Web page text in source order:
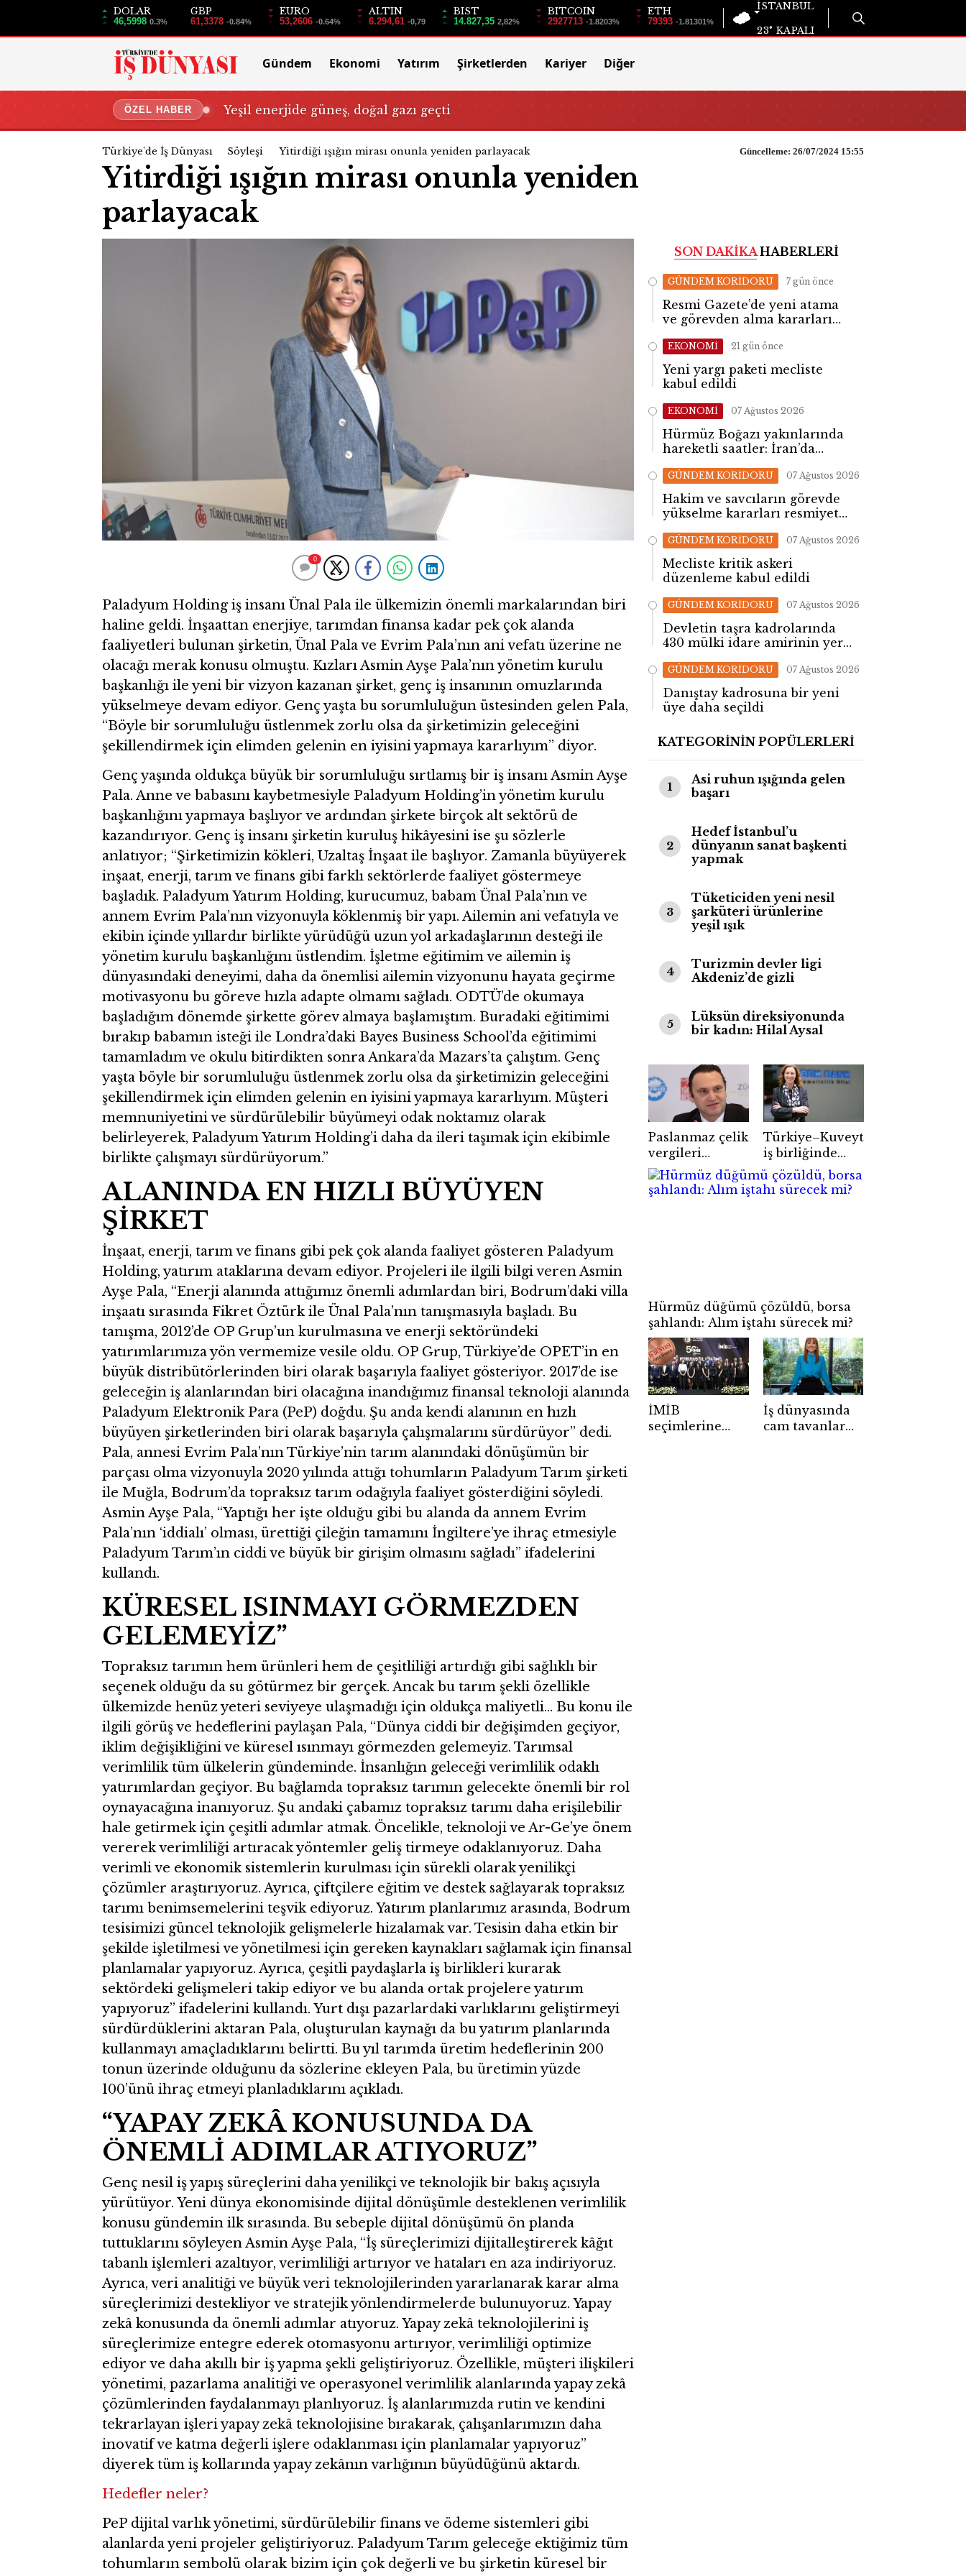
DOLAR
46,5998 0.3%
GBP
61,3378 -0.84%
EURO
53,2606 -0.64%
ALTIN
6.294,61 -0,79
BIST
14.827,35 2,82%
BITCOIN
2927713 -1.8203%
ETH
79393 -1.81301%
İSTANBUL
23° KAPALI
Gündem Ekonomi Yatırım Şirketlerden Kariyer Diğer
ÖZEL HABER Yeşil enerjide güneş, doğal gazı geçti
Türkiye'de İş Dünyası Söyleşi Yitirdiği ışığın mirası onunla yeniden parlayacak Güncelleme: 26/07/2024 15:55
Yitirdiği ışığın mirası onunla yeniden
parlayacak
0
Paladyum Holding iş insanı Ünal Pala ile ülkemizin önemli markalarından biri
haline geldi. İnşaattan enerjiye, tarımdan finansa kadar pek çok alanda
faaliyetleri bulunan şirketin, Ünal Pala ve Evrim Pala’nın ani vefatı üzerine ne
olacağı merak konusu olmuştu. Kızları Asmin Ayşe Pala’nın yönetim kurulu
başkanlığı ile yeni bir vizyon kazanan şirket, genç iş insanının omuzlarında
yükselmeye devam ediyor. Genç yaşta bu sorumluluğun üstesinden gelen Pala,
“Böyle bir sorumluluğu üstlenmek zorlu olsa da şirketimizin geleceğini
şekillendirmek için elimden gelenin en iyisini yapmaya kararlıyım” diyor.
Genç yaşında oldukça büyük bir sorumluluğu sırtlamış bir iş insanı Asmin Ayşe
Pala. Anne ve babasını kaybetmesiyle Paladyum Holding’in yönetim kurulu
başkanlığını yapmaya başlıyor ve ardından şirkete birçok alt sektörü de
kazandırıyor. Genç iş insanı şirketin kuruluş hikâyesini ise şu sözlerle
anlatıyor; “Şirketimizin kökleri, Uzaltaş İnşaat ile başlıyor. Zamanla büyüyerek
inşaat, enerji, tarım ve finans gibi farklı sektörlerde faaliyet göstermeye
başladık. Paladyum Yatırım Holding, kurucumuz, babam Ünal Pala’nın ve
annem Evrim Pala’nın vizyonuyla köklenmiş bir yapı. Ailemin ani vefatıyla ve
ekibin içinde yıllardır birlikte yürüdüğü uzun yol arkadaşlarının desteği ile
yönetim kurulu başkanlığını üstlendim. İşletme eğitimim ve ailemin iş
dünyasındaki deneyimi, daha da önemlisi ailemin vizyonunu hayata geçirme
motivasyonu bu göreve hızla adapte olmamı sağladı. ODTÜ’de okumaya
başladığım dönemde şirkette görev almaya başlamıştım. Buradaki eğitimimi
bırakıp babamın isteği ile Londra’daki Bayes Business School’da eğitimimi
tamamladım ve okulu bitirdikten sonra Ankara’da Mazars’ta çalıştım. Genç
yaşta böyle bir sorumluluğu üstlenmek zorlu olsa da şirketimizin geleceğini
şekillendirmek için elimden gelenin en iyisini yapmaya kararlıyım. Müşteri
memnuniyetini ve sürdürülebilir büyümeyi odak noktamız olarak
belirleyerek, Paladyum Yatırım Holding’i daha da ileri taşımak için ekibimle
birlikte çalışmayı sürdürüyorum.”
ALANINDA EN HIZLI BÜYÜYEN
ŞİRKET
İnşaat, enerji, tarım ve finans gibi pek çok alanda faaliyet gösteren Paladyum
Holding, yatırım ataklarına devam ediyor. Projeleri ile ilgili bilgi veren Asmin
Ayşe Pala, “Enerji alanında attığımız önemli adımlardan biri, Bodrum’daki villa
inşaatı sırasında Fikret Öztürk ile Ünal Pala’nın tanışmasıyla başladı. Bu
tanışma, 2012’de OP Grup’un kurulmasına ve enerji sektöründeki
yatırımlarımıza yön vermemize vesile oldu. OP Grup, Türkiye’de OPET’in en
büyük distribütörlerinden biri olarak başarıyla faaliyet gösteriyor. 2017’de ise
geleceğin iş alanlarından biri olacağına inandığımız finansal teknoloji alanında
Paladyum Elektronik Para (PeP) doğdu. Şu anda kendi alanının en hızlı
büyüyen şirketlerinden biri olarak başarıyla çalışmalarını sürdürüyor” dedi.
Pala, annesi Evrim Pala’nın Türkiye’nin tarım alanındaki dönüşümün bir
parçası olma vizyonuyla 2020 yılında attığı tohumların Paladyum Tarım şirketi
ile Muğla, Bodrum’da topraksız tarım odağıyla faaliyet gösterdiğini söyledi.
Asmin Ayşe Pala, “Yaptığı her işte olduğu gibi bu alanda da annem Evrim
Pala’nın ‘iddialı’ olması, ürettiği çileğin tamamını İngiltere’ye ihraç etmesiyle
Paladyum Tarım’ın ciddi ve büyük bir girişim olmasını sağladı” ifadelerini
kullandı.
KÜRESEL ISINMAYI GÖRMEZDEN
GELEMEYİZ”
Topraksız tarımın hem ürünleri hem de çeşitliliği artırdığı gibi sağlıklı bir
seçenek olduğu da su götürmez bir gerçek. Ancak bu tarım şekli özellikle
ülkemizde henüz yeteri seviyeye ulaşmadığı için oldukça maliyetli… Bu konu ile
ilgili görüş ve hedeflerini paylaşan Pala, “Dünya ciddi bir değişimden geçiyor,
iklim değişikliğini ve küresel ısınmayı görmezden gelemeyiz. Tarımsal
verimlilik tüm ülkelerin gündeminde. İnsanlığın geleceği verimlilik odaklı
yatırımlardan geçiyor. Bu bağlamda topraksız tarımın gelecekte önemli bir rol
oynayacağına inanıyoruz. Şu andaki çabamız topraksız tarımı daha erişilebilir
hale getirmek için çeşitli adımlar atmak. Öncelikle, teknoloji ve Ar-Ge’ye önem
vererek verimliliği artıracak yöntemler geliş tirmeye odaklanıyoruz. Daha
verimli ve ekonomik sistemlerin kurulması için sürekli olarak yenilikçi
çözümler araştırıyoruz. Ayrıca, çiftçilere eğitim ve destek sağlayarak topraksız
tarımı benimsemelerini teşvik ediyoruz. Yatırım planlarımız arasında, Bodrum
tesisimizi güncel teknolojik gelişmelerle hizalamak var. Tesisin daha etkin bir
şekilde işletilmesi ve yönetilmesi için gereken kaynakları sağlamak için finansal
planlamalar yapıyoruz. Ayrıca, çeşitli paydaşlarla iş birlikleri kurarak
sektördeki gelişmeleri takip ediyor ve bu alanda ortak projelere yatırım
yapıyoruz” ifadelerini kullandı. Yurt dışı pazarlardaki varlıklarını geliştirmeyi
sürdürdüklerini aktaran Pala, oluşturulan kaynağı da bu yatırım planlarında
kullanmayı amaçladıklarını belirtti. Bu yıl tarımda üretim hedeflerinin 200
tonun üzerinde olduğunu da sözlerine ekleyen Pala, bu üretimin yüzde
100’ünü ihraç etmeyi planladıklarını açıkladı.
“YAPAY ZEKÂ KONUSUNDA DA
ÖNEMLİ ADIMLAR ATIYORUZ”
Genç nesil iş yapış süreçlerini daha yenilikçi ve teknolojik bir bakış açısıyla
yürütüyor. Yeni dünya ekonomisinde dijital dönüşümle desteklenen verimlilik
konusu gündemin ilk sırasında. Bu sebeple dijital dönüşümü ön planda
tuttuklarını söyleyen Asmin Ayşe Pala, “İş süreçlerimizi dijitalleştirerek kâğıt
tabanlı işlemleri azaltıyor, verimliliği artırıyor ve hataları en aza indiriyoruz.
Ayrıca, veri analitiği ve büyük veri teknolojilerinden yararlanarak karar alma
süreçlerimizi destekliyor ve stratejik yönlendirmelerde bulunuyoruz. Yapay
zekâ konusunda da önemli adımlar atıyoruz. Yapay zekâ teknolojilerini iş
süreçlerimize entegre ederek otomasyonu artırıyor, verimliliği optimize
ediyor ve daha akıllı bir iş yapma şekli geliştiriyoruz. Özellikle, müşteri ilişkileri
yönetimi, pazarlama analitiği ve operasyonel verimlilik alanlarında yapay zekâ
çözümlerinden faydalanmayı planlıyoruz. İş alanlarımızda rutin ve kendini
tekrarlayan işleri yapay zekâ teknolojisine bırakarak, çalışanlarımızın daha
inovatif ve katma değerli işlere odaklanması için planlamalar yapıyoruz”
diyerek tüm iş kollarında yapay zekânın varlığının büyüdüğünü aktardı.
Hedefler neler?
PeP dijital varlık yönetimi, sürdürülebilir finans ve ödeme sistemleri gibi
alanlarda yeni projeler geliştiriyoruz. Paladyum Tarım geleceğe ektiğimiz tüm
tohumların sembolü olarak bizim için çok değerli ve bu şirketin küresel bir
SON DAKİKAHABERLERİ
GÜNDEM KORİDORU 7 gün önce
Resmi Gazete’de yeni atama
ve görevden alma kararları
EKONOMİ 21 gün önce
Yeni yargı paketi mecliste
kabul edildi
EKONOMİ 07 Ağustos 2026
Hürmüz Boğazı yakınlarında
hareketli saatler: İran’da
GÜNDEM KORİDORU 07 Ağustos 2026
Hakim ve savcıların görevde
yükselme kararları resmiyet
GÜNDEM KORİDORU 07 Ağustos 2026
Mecliste kritik askeri
düzenleme kabul edildi
GÜNDEM KORİDORU 07 Ağustos 2026
Devletin taşra kadrolarında
430 mülki idare amirinin yeri
GÜNDEM KORİDORU 07 Ağustos 2026
Danıştay kadrosuna bir yeni
üye daha seçildi
KATEGORİNİN POPÜLERLERİ
1
Asi ruhun ışığında gelen
başarı
2
Hedef İstanbul’u
dünyanın sanat başkenti
yapmak
3
Tüketiciden yeni nesil
şarküteri ürünlerine
yeşil ışık
4
Turizmin devler ligi
Akdeniz’de gizli
5
Lüksün direksiyonunda
bir kadın: Hilal Aysal
Paslanmaz çelik
vergileri
mutfak
sektörünü
zorluyor
Türkiye–Kuveyt
iş birliğinde
büyüme
hızlanıyor
Hürmüz düğümü çözüldü, borsa
şahlandı: Alım iştahı sürecek mi?
İMİB
seçimlerine
İş dünyasında
cam tavanlar